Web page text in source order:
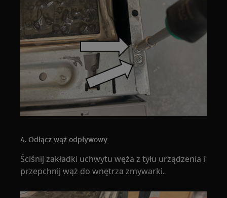
4. Odłącz wąż odpływowy
Ściśnij zakładki uchwytu węża z tyłu urządzenia i
przepchnij wąż do wnętrza zmywarki.